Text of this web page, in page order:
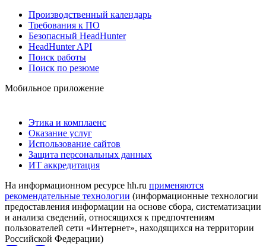
Производственный календарь
Требования к ПО
Безопасный HeadHunter
HeadHunter API
Поиск работы
Поиск по резюме
Мобильное приложение
Этика и комплаенс
Оказание услуг
Использование сайтов
Защита персональных данных
ИТ аккредитация
На информационном ресурсе hh.ru применяются
рекомендательные технологии (информационные технологии
предоставления информации на основе сбора, систематизации
и анализа сведений, относящихся к предпочтениям
пользователей сети «Интернет», находящихся на территории
Российской Федерации)